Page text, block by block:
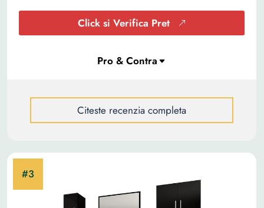
Click si Verifica Pret
Citeste recenzia completa